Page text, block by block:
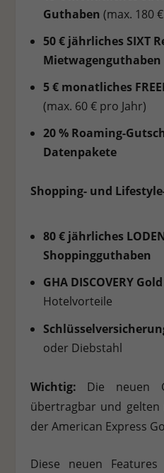
Guthaben (max. 180
50 € jährliches SIXT
Mietwagenguthaben
5 € monatliches
(max. 60 € pro Jahr)
20 % Roaming-
Datenpakete
Shopping- und
80 € jährliches
Shoppingguthaben
GHA DISCOVERY
Hotelvorteile
oder Diebstahl
Wichtig: Die neuen
übertragbar und
der American Express
Diese neuen